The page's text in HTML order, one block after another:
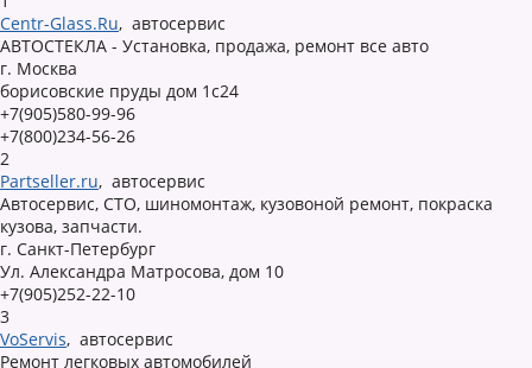
Centr-Glass.Ru, автосервис
АВТОСТЕКЛА - Установка, продажа, ремонт все авто
г. Москва
борисовские пруды дом 1с24
+7(905)580-99-96
+7(800)234-56-26
2
Partseller.ru, автосервис
Автосервис, СТО, шиномонтаж, кузовоной ремонт, покраска
кузова, запчасти.
г. Санкт-Петербург
Ул. Александра Матросова, дом 10
+7(905)252-22-10
3
VoServis, автосервис
Ремонт легковых автомобилей